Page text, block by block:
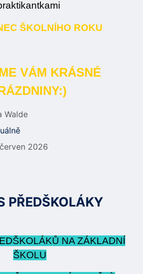
ŠKOLNÍHO ROKU
VÁM KRÁSNÉ
Walde
2026
PŘEDŠKOLÁKY
NA ZÁKLADNÍ
ŠKOLU